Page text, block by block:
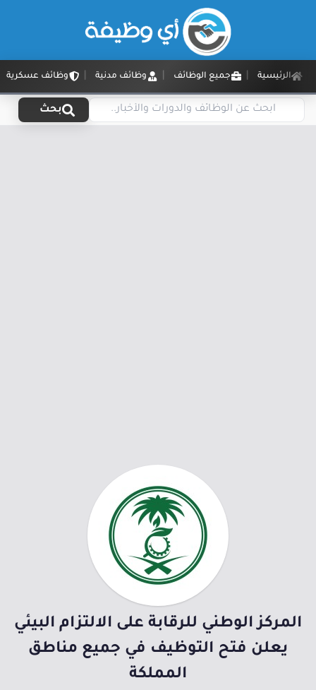
الرئيسية جميع الوظائف وظائف مدنية وظائف عسكرية
بحث
المركز الوطني للرقابة على الالتزام البيئي
يعلن فتح التوظيف في جميع مناطق
المملكة